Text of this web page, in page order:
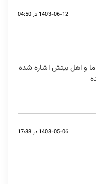
1403-06-12 در 04:50
ما و اهل بیتش اشاره شده
1403-05-06 در 17:38